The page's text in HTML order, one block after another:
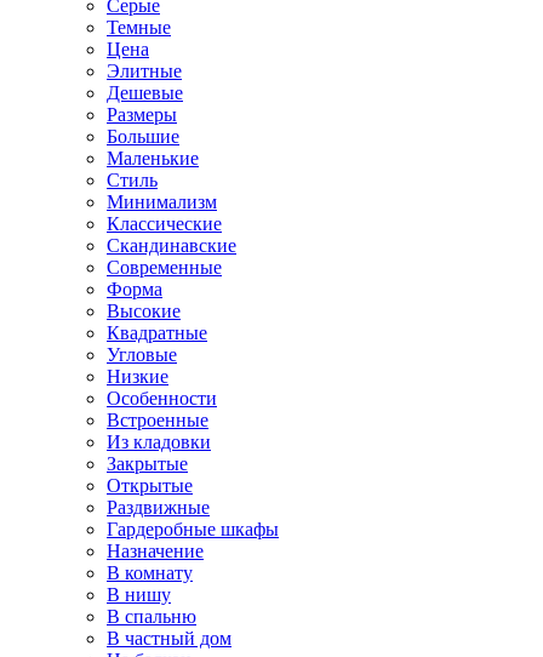
Серые
Темные
Цена
Элитные
Дешевые
Размеры
Большие
Маленькие
Стиль
Минимализм
Классические
Скандинавские
Современные
Форма
Высокие
Квадратные
Угловые
Низкие
Особенности
Встроенные
Из кладовки
Закрытые
Открытые
Раздвижные
Гардеробные шкафы
Назначение
В комнату
В нишу
В спальню
В частный дом